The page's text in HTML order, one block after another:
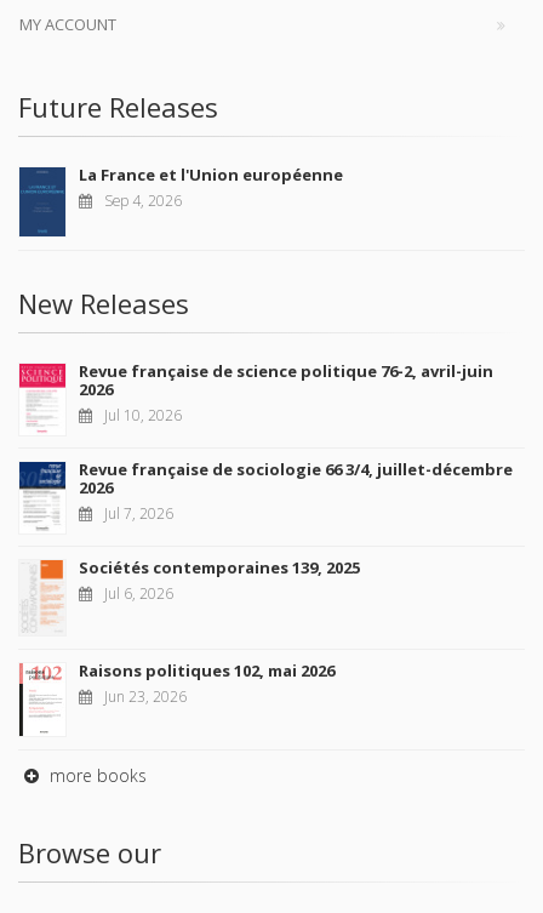
MY ACCOUNT
Future Releases
La France et l'Union européenne
Sep 4, 2026
New Releases
Revue française de science politique 76-2, avril-juin
2026
Jul 10, 2026
Revue française de sociologie 66 3/4, juillet-décembre
2026
Jul 7, 2026
Sociétés contemporaines 139, 2025
Jul 6, 2026
Raisons politiques 102, mai 2026
Jun 23, 2026
more books
Browse our